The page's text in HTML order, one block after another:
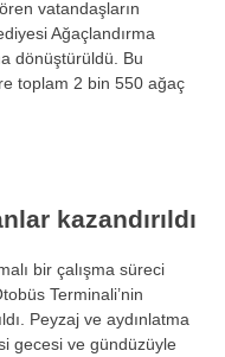
ören vatandaşların
Ağaçlandırma
dönüştürüldü. Bu
toplam 2 bin 550 ağaç
kazandırıldı
bir çalışma süreci
üs Terminali’nin
ıldı. Peyzaj ve aydınlatma
gecesi ve gündüzüyle